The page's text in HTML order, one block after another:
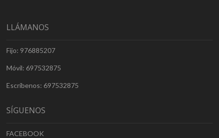
LLÁMANOS
Fijo: 976885207
Móvil: 697532875
Escríbenos: 697532875
SÍGUENOS
FACEBOOK